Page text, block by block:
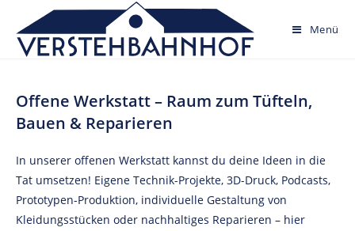
content
Menü
Offene Werkstatt – Raum zum Tüfteln,
Bauen & Reparieren
In unserer offenen Werkstatt kannst du deine Ideen in die
Tat umsetzen! Eigene Technik-Projekte, 3D-Druck, Podcasts,
Prototypen-Produktion, individuelle Gestaltung von
Kleidungsstücken oder nachhaltiges Reparieren – hier